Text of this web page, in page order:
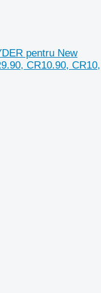
pentru New
CR10.90, CR10,